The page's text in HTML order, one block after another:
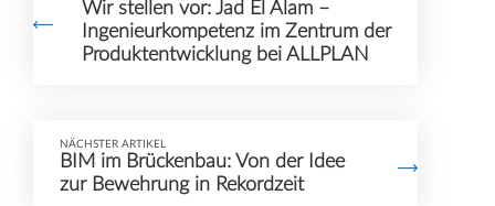
Wir stellen vor: Jad El Alam –
Ingenieurkompetenz im Zentrum der
Produktentwicklung bei ALLPLAN
NÄCHSTER ARTIKEL
BIM im Brückenbau: Von der Idee
zur Bewehrung in Rekordzeit